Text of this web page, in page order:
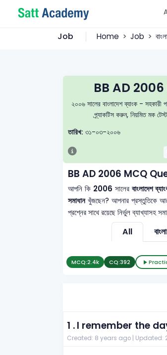
Job Home Job
BB AD
২০০৬ সালের বাংলাদেশ ব্যাংক -
প্র্যাকটিস করুন, নিয়মিত মক
তারিখ: ৩১-০৩-২০০৬
BB AD 2006 MCQ
আপনি কি 2006 সালের বাংলাদেশ
সমাধানখুঁজছেন? আপনার প্রস্তুতিকে
প্রশ্নের সাথে রয়েছে নির্ভুল ব্যাখ্যাসহ
All
MCQ:2.4k CQ:392
1 .I remember the
Created: 8 years ago | Updated: